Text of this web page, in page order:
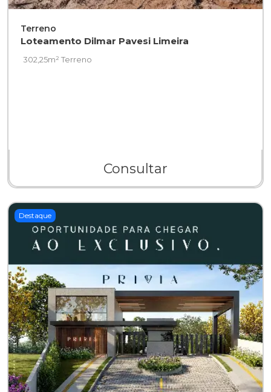
Terreno
Loteamento Dilmar Pavesi Limeira
302,25m² Terreno
Consultar
Destaque